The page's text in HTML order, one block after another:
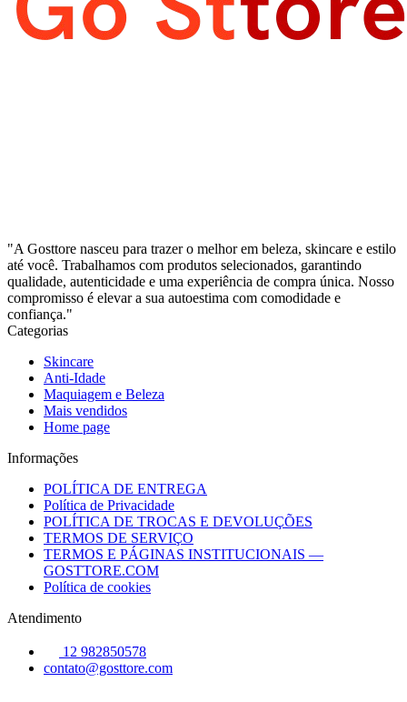
"A Gosttore nasceu para trazer o melhor em beleza, skincare e estilo
até você. Trabalhamos com produtos selecionados, garantindo
qualidade, autenticidade e uma experiência de compra única. Nosso
compromisso é elevar a sua autoestima com comodidade e
confiança."
Categorias
Skincare
Anti-Idade
Maquiagem e Beleza
Mais vendidos
Home page
Informações
POLÍTICA DE ENTREGA
Política de Privacidade
POLÍTICA DE TROCAS E DEVOLUÇÕES
TERMOS DE SERVIÇO
TERMOS E PÁGINAS INSTITUCIONAIS —
GOSTTORE.COM
Política de cookies
Atendimento
12 982850578
contato@gosttore.com